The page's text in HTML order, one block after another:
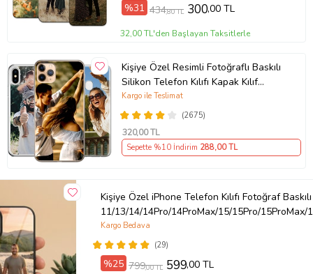
%31 434,80 TL 300,00 TL
32,00 TL'den Başlayan Taksitlerle
Kişiye Özel Resimli Fotoğraflı Baskılı
Silikon Telefon Kılıfı Kapak Kılıf
(Telefon Modelleri Açıklamada)
(2675)
Kargo ile Teslimat
320,00 TL
Sepette %10 İndirim 288,00 TL
Kişiye Özel iPhone Telefon Kılıfı Fotoğraf Baskılı
11/13/14/14Pro/14ProMax/15/15Pro/
(29)
Kargo Bedava
%25 799,00 TL 599,00 TL